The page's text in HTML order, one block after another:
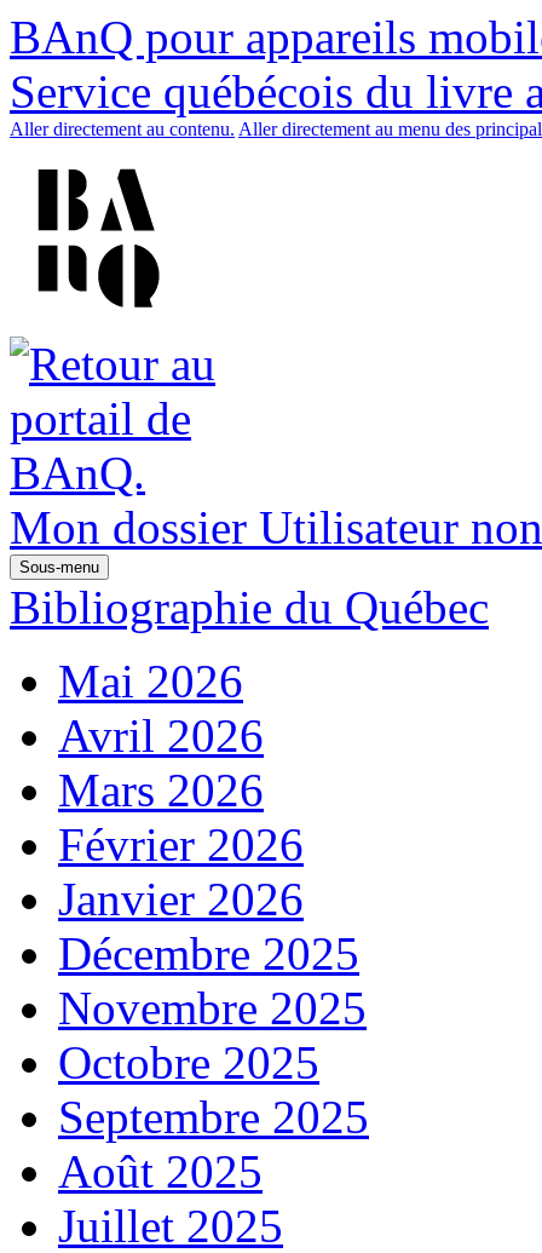
BAnQ pour appareils
Service québécois du livre
Aller directement au contenu. Aller directement au menu des
Mon dossier Utilisateur
Sous-menu
Bibliographie du Québec
Mai 2026
Avril 2026
Mars 2026
Février 2026
Janvier 2026
Décembre 2025
Novembre 2025
Octobre 2025
Septembre 2025
Août 2025
Juillet 2025